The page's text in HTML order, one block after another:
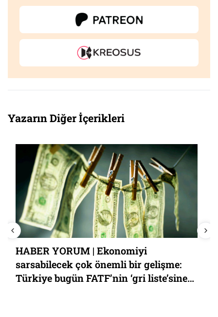
Yazarın Diğer İçerikleri
60 yıldır kapanmayan yara: Menderes
ve arkadaşlarının siyasi idamı